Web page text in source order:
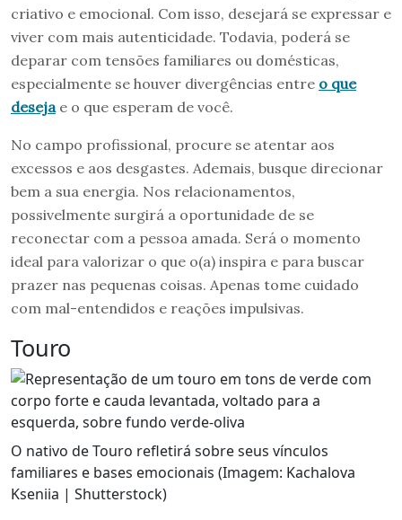
criativo e emocional. Com isso, desejará se expressar e
viver com mais autenticidade. Todavia, poderá se
deparar com tensões familiares ou domésticas,
especialmente se houver divergências entre o que
desejae o que esperam de você.
No campo profissional, procure se atentar aos
excessos e aos desgastes. Ademais, busque direcionar
bem a sua energia. Nos relacionamentos,
possivelmente surgirá a oportunidade de se
reconectar com a pessoa amada. Será o momento
ideal para valorizar o que o(a) inspira e para buscar
prazer nas pequenas coisas. Apenas tome cuidado
com mal-entendidos e reações impulsivas.
Touro
O nativo de Touro refletirá sobre seus vínculos
familiares e bases emocionais (Imagem: Kachalova
Kseniia | Shutterstock)